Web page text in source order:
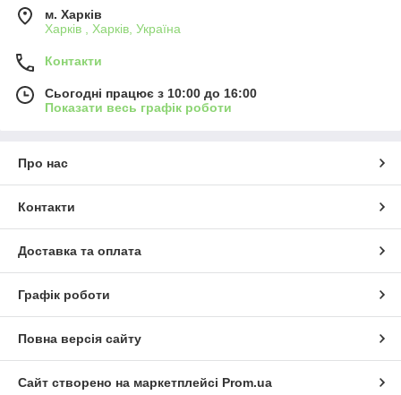
м. Харків
Харків , Харків, Україна
Контакти
Сьогодні працює з 10:00 до 16:00
Показати весь графік роботи
Про нас
Контакти
Доставка та оплата
Графік роботи
Повна версія сайту
Сайт створено на маркетплейсі Prom.ua